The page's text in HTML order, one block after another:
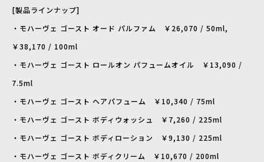
[製品ラインナップ]
・モハーヴェ ゴースト オード パルファム ￥26,070 / 50ml,
￥38,170 / 100ml
・モハーヴェ ゴースト ロールオン パフュームオイル ￥13,090 /
7.5ml
・モハーヴェ ゴースト ヘアパフューム ￥10,340 / 75ml
・モハーヴェ ゴースト ボディウォッシュ ￥7,260 / 225ml
・モハーヴェ ゴースト ボディローション ￥9,130 / 225ml
・モハーヴェ ゴースト ボディクリーム ￥10,670 / 200ml